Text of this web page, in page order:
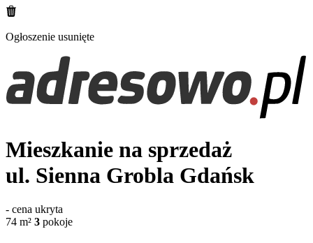
Ogłoszenie usunięte
Mieszkanie na sprzedaż
ul. Sienna Grobla Gdańsk
- cena ukryta
74 m² 3 pokoje